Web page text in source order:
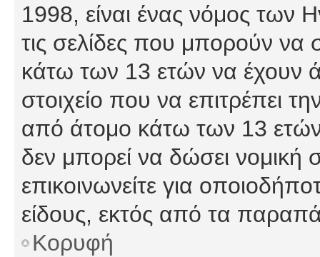
1998, είναι ένας νόμος των
τις σελίδες που μπορούν να
κάτω των 13 ετών να έχουν
στοιχείο που να επιτρέπει
από άτομο κάτω των 13
δεν μπορεί να δώσει νομική
επικοινωνείτε για
είδους, εκτός από τα
Κορυφή